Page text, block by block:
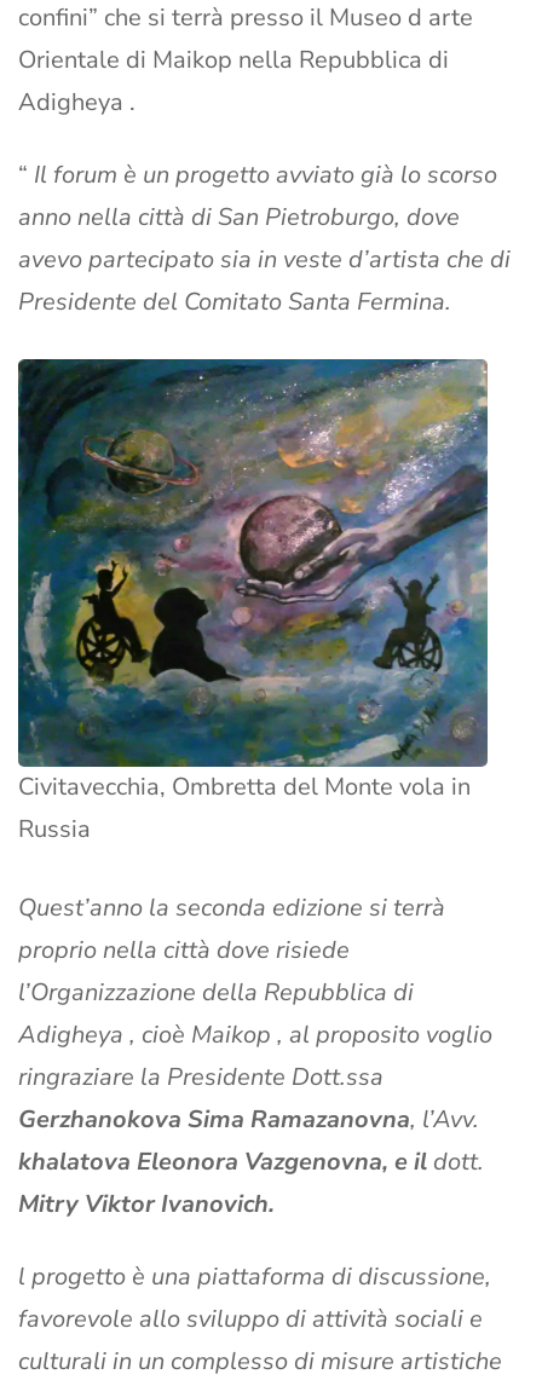
confini” che si terrà presso il Museo d arte
Orientale di Maikop nella Repubblica di
Adigheya .
“ Il forum è un progetto avviato già lo scorso
anno nella città di San Pietroburgo, dove
avevo partecipato sia in veste d’artista che di
Presidente del Comitato Santa Fermina.
Civitavecchia, Ombretta del Monte vola in
Russia
Quest’anno la seconda edizione si terrà
proprio nella città dove risiede
l’Organizzazione della Repubblica di
Adigheya , cioè Maikop , al proposito voglio
ringraziare la Presidente Dott.ssa
Gerzhanokova Sima Ramazanovna, l’Avv.
khalatova Eleonora Vazgenovna, e il dott.
Mitry Viktor Ivanovich.
l progetto è una piattaforma di discussione,
favorevole allo sviluppo di attività sociali e
culturali in un complesso di misure artistiche